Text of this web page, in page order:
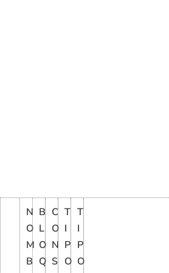
N
O
M
B
B
L
O
Q
C
O
N
S
T
I
P
O
T
I
P
O